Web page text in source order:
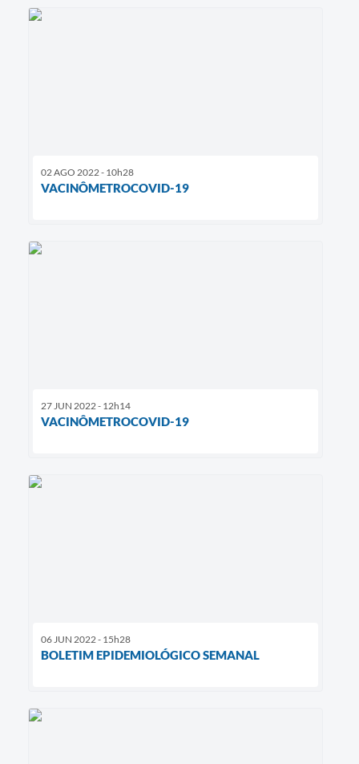
02 AGO 2022 - 10h28
VACINÔMETROCOVID-19
27 JUN 2022 - 12h14
VACINÔMETROCOVID-19
06 JUN 2022 - 15h28
BOLETIM EPIDEMIOLÓGICO SEMANAL